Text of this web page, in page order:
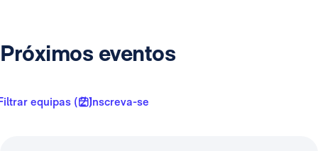
Próximos eventos
equipas ( 2 )Inscreva-se